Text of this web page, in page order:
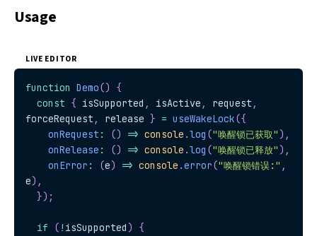
Usage
LIVE EDITOR
function Demo()
{
const { isSupported , isActive , request ,
forceRequest , release } = useWakeLock({
onRequest : () => console .log ("唤醒锁已获取") ,
onRelease : () => console .log ("唤醒锁已释放") ,
onError : (e) => console .error("唤醒锁错误:" ,
e) ,
}) ;
if ( ! isSupported)
{